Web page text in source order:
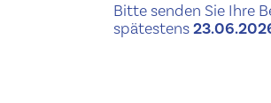
Bitte senden Sie Ihre
spätestens